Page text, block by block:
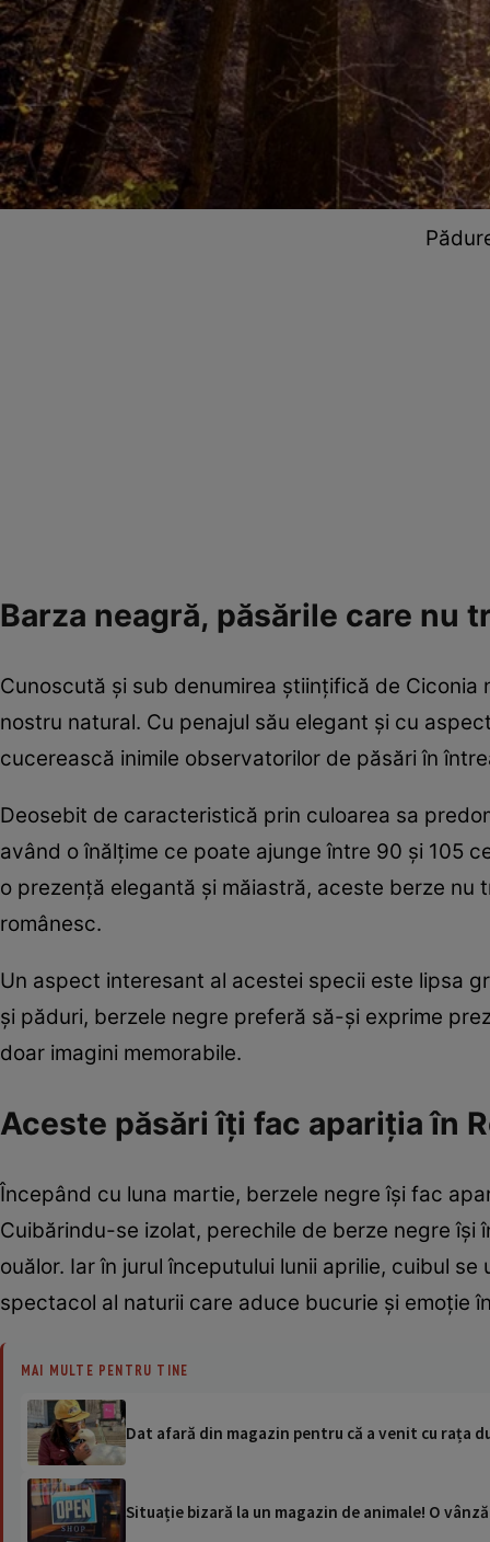
Barza neagră, păsările care nu
Cunoscută și sub denumirea științifică de
nostru natural. Cu penajul său elegant și cu
cucerească inimile observatorilor de păsări în
Deosebit de caracteristică prin culoarea sa
având o înălțime ce poate ajunge între 90 și 105
o prezență elegantă și măiastră, aceste berze
românesc.
Un aspect interesant al acestei specii este lipsa
și păduri, berzele negre preferă să-și exprime
doar imagini memorabile.
Aceste păsări îți fac apariția în
Începând cu luna martie, berzele negre își fac
Cuibărindu-se izolat, perechile de berze negre
ouălor. Iar în jurul începutului lunii aprilie, cuibul
spectacol al naturii care aduce bucurie și emoție
MAI MULTE PENTRU TINE
Dat afară din magazin pentru că a venit cu rața
Situație bizară la un magazin de animale! O